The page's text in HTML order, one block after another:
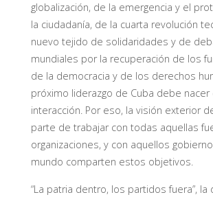
globalización, de la emergencia y el
la ciudadanía, de la cuarta revolución
nuevo tejido de solidaridades y de
mundiales por la recuperación de los
de la democracia y de los derechos
próximo liderazgo de Cuba debe
interacción. Por eso, la visión exterior
parte de trabajar con todas aquellas
organizaciones, y con aquellos
mundo comparten estos objetivos.
“La patria dentro, los partidos fuera”, la